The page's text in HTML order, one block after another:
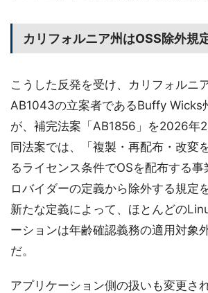
カリフォルニア州はOSS除外規
こうした反発を受け、カリフォルニ
AB1043の立案者であるBuffy Wicks
が、補完法案「AB1856」を2026年2
同法案では、「複製・再配布・改変
るライセンス条件でOSを配布する
ロバイダーの定義から除外する規定
新たな定義によって、ほとんどの
ーションは年齢確認義務の適用対象
だ。
アプリケーション側の扱いも変更さ